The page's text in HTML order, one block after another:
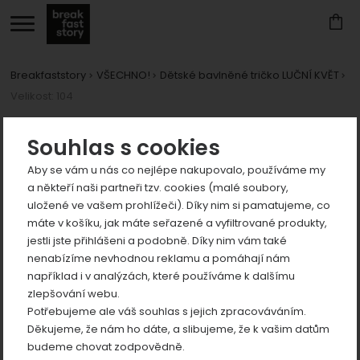
Souhlas s cookies
Aby se vám u nás co nejlépe nakupovalo, používáme my
a někteří naši partneři tzv. cookies (malé soubory,
uložené ve vašem prohlížeči). Díky nim si pamatujeme, co
máte v košíku, jak máte seřazené a vyfiltrované produkty,
jestli jste přihlášeni a podobně. Díky nim vám také
nenabízíme nevhodnou reklamu a pomáhají nám
například i v analýzách, které používáme k dalšímu
zlepšování webu.
Potřebujeme ale váš souhlas s jejich zpracováváním.
Děkujeme, že nám ho dáte, a slibujeme, že k vašim datům
budeme chovat zodpovědně.
Breakfaststory VŠECHNO!
Dětské bavlněné tričko LUČNÍ KVĚT
Fotografie
předchozí
Zobrazit
Zobrazit
Zobrazit
Zobrazit